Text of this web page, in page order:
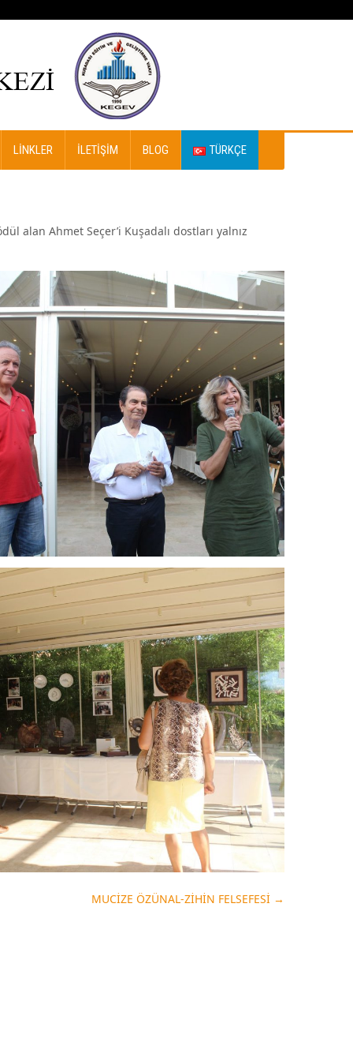
LINKLER İLETIŞIM BLOG TÜRKÇE
alan Ahmet Seçer’i Kuşadalı dostları yalnız
MUCİZE ÖZÜNAL-ZİHİN FELSEFESİ →